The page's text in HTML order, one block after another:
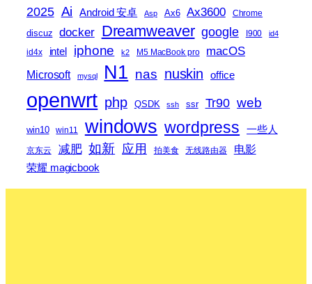
2025 Ai Android 安卓 Asp Ax6 Ax3600 Chrome
discuz docker Dreamweaver google I900 id4
id4x intel iphone k2 M5 MacBook pro macOS
Microsoft mysql N1 nas nuskin office
openwrt php QSDK ssh ssr Tr90 web
win10 win11 windows wordpress 一些人
京东云 减肥 如新 应用 拍美食 无线路由器 电影
荣耀 magicbook